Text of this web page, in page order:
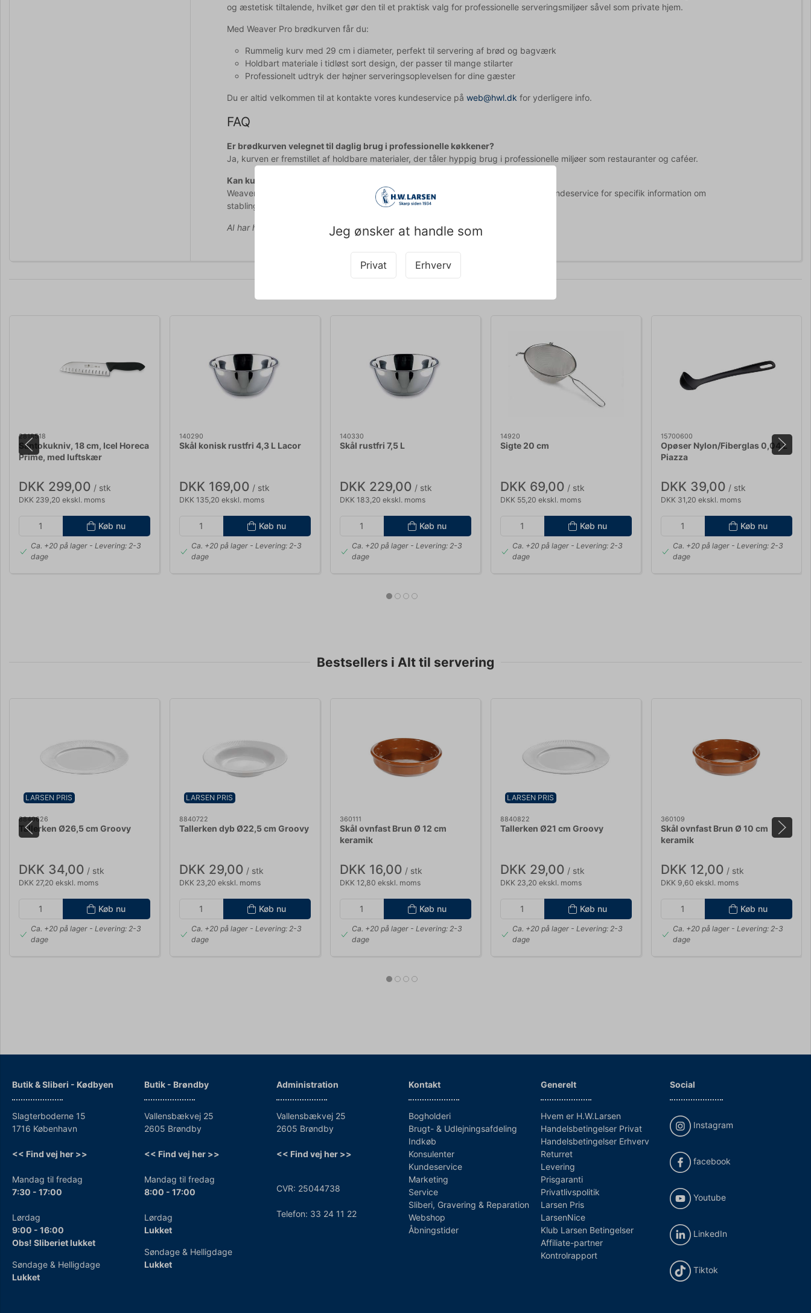
Jeg ønsker at handle som
Privat Erhverv
og æstetisk tiltalende, hvilket gør den til et praktisk valg for professionelle serveringsmiljøer såvel som private hjem.
Med Weaver Pro brødkurven får du:
Rummelig kurv med 29 cm i diameter, perfekt til servering af brød og bagværk
Holdbart materiale i tidløst sort design, der passer til mange stilarter
Professionelt udtryk der højner serveringsoplevelsen for dine gæster
Du er altid velkommen til at kontakte vores kundeservice på web@hwl.dk for yderligere info.
FAQ
Er brødkurven velegnet til daglig brug i professionelle køkkener?
Ja, kurven er fremstillet af holdbare materialer, der tåler hyppig brug i professionelle miljøer som restauranter og caféer.
Kan kurven stables med andre kurve fra samme serie?
Weaver Pro serien er designet med fokus på funktionalitet, men kontakt venligst kundeservice for specifik information om
stablingsmuligheder.
AI har hjulpet med teksten og derfor tages der forbehold for fejl.
Købt sammen med
2818518
Santokukniv, 18 cm, Icel Horeca
Prime, med luftskær
DKK 299,00 / stk
DKK 239,20 ekskl. moms
Køb nu
Ca. +20 på lager- Levering: 2-3
dage
140290
Skål konisk rustfri 4,3 L Lacor
DKK 169,00 / stk
DKK 135,20 ekskl. moms
Køb nu
Ca. +20 på lager- Levering: 2-3
dage
140330
Skål rustfri 7,5 L
DKK 229,00 / stk
DKK 183,20 ekskl. moms
Køb nu
Ca. +20 på lager- Levering: 2-3
dage
14920
Sigte 20 cm
DKK 69,00 / stk
DKK 55,20 ekskl. moms
Køb nu
Ca. +20 på lager- Levering: 2-3
dage
15700600
Opøser Nylon/Fiberglas 0,04 L
Piazza
DKK 39,00 / stk
DKK 31,20 ekskl. moms
Køb nu
Ca. +20 på lager- Levering: 2-3
dage
Bestsellers i Alt til servering
LARSEN PRIS
8840626
Tallerken Ø26,5 cm Groovy
DKK 34,00 / stk
DKK 27,20 ekskl. moms
Køb nu
Ca. +20 på lager- Levering: 2-3
dage
LARSEN PRIS
8840722
Tallerken dyb Ø22,5 cm Groovy
DKK 29,00 / stk
DKK 23,20 ekskl. moms
Køb nu
Ca. +20 på lager- Levering: 2-3
dage
360111
Skål ovnfast Brun Ø 12 cm
keramik
DKK 16,00 / stk
DKK 12,80 ekskl. moms
Køb nu
Ca. +20 på lager- Levering: 2-3
dage
LARSEN PRIS
8840822
Tallerken Ø21 cm Groovy
DKK 29,00 / stk
DKK 23,20 ekskl. moms
Køb nu
Ca. +20 på lager- Levering: 2-3
dage
360109
Skål ovnfast Brun Ø 10 cm
keramik
DKK 12,00 / stk
DKK 9,60 ekskl. moms
Køb nu
Ca. +20 på lager- Levering: 2-3
dage
Butik & Sliberi - Kødbyen
Slagterboderne 15
1716 København
<< Find vej her >>
Mandag til fredag
7:30 - 17:00
Lørdag
9:00 - 16:00
Obs! Sliberiet lukket
Søndage & Helligdage
Lukket
Butik - Brøndby
Vallensbækvej 25
2605 Brøndby
<< Find vej her >>
Mandag til fredag
8:00 - 17:00
Lørdag
Lukket
Søndage & Helligdage
Lukket
Administration
Vallensbækvej 25
2605 Brøndby
<< Find vej her >>
CVR: 25044738
Telefon: 33 24 11 22
Kontakt
Bogholderi
Brugt- & Udlejningsafdeling
Indkøb
Konsulenter
Kundeservice
Marketing
Service
Sliberi, Gravering & Reparation
Webshop
Åbningstider
Generelt
Hvem er H.W.Larsen
Handelsbetingelser Privat
Handelsbetingelser Erhverv
Returret
Levering
Prisgaranti
Privatlivspolitik
Larsen Pris
LarsenNice
Klub Larsen Betingelser
Affiliate-partner
Kontrolrapport
Social
Instagram
facebook
Youtube
LinkedIn
Tiktok